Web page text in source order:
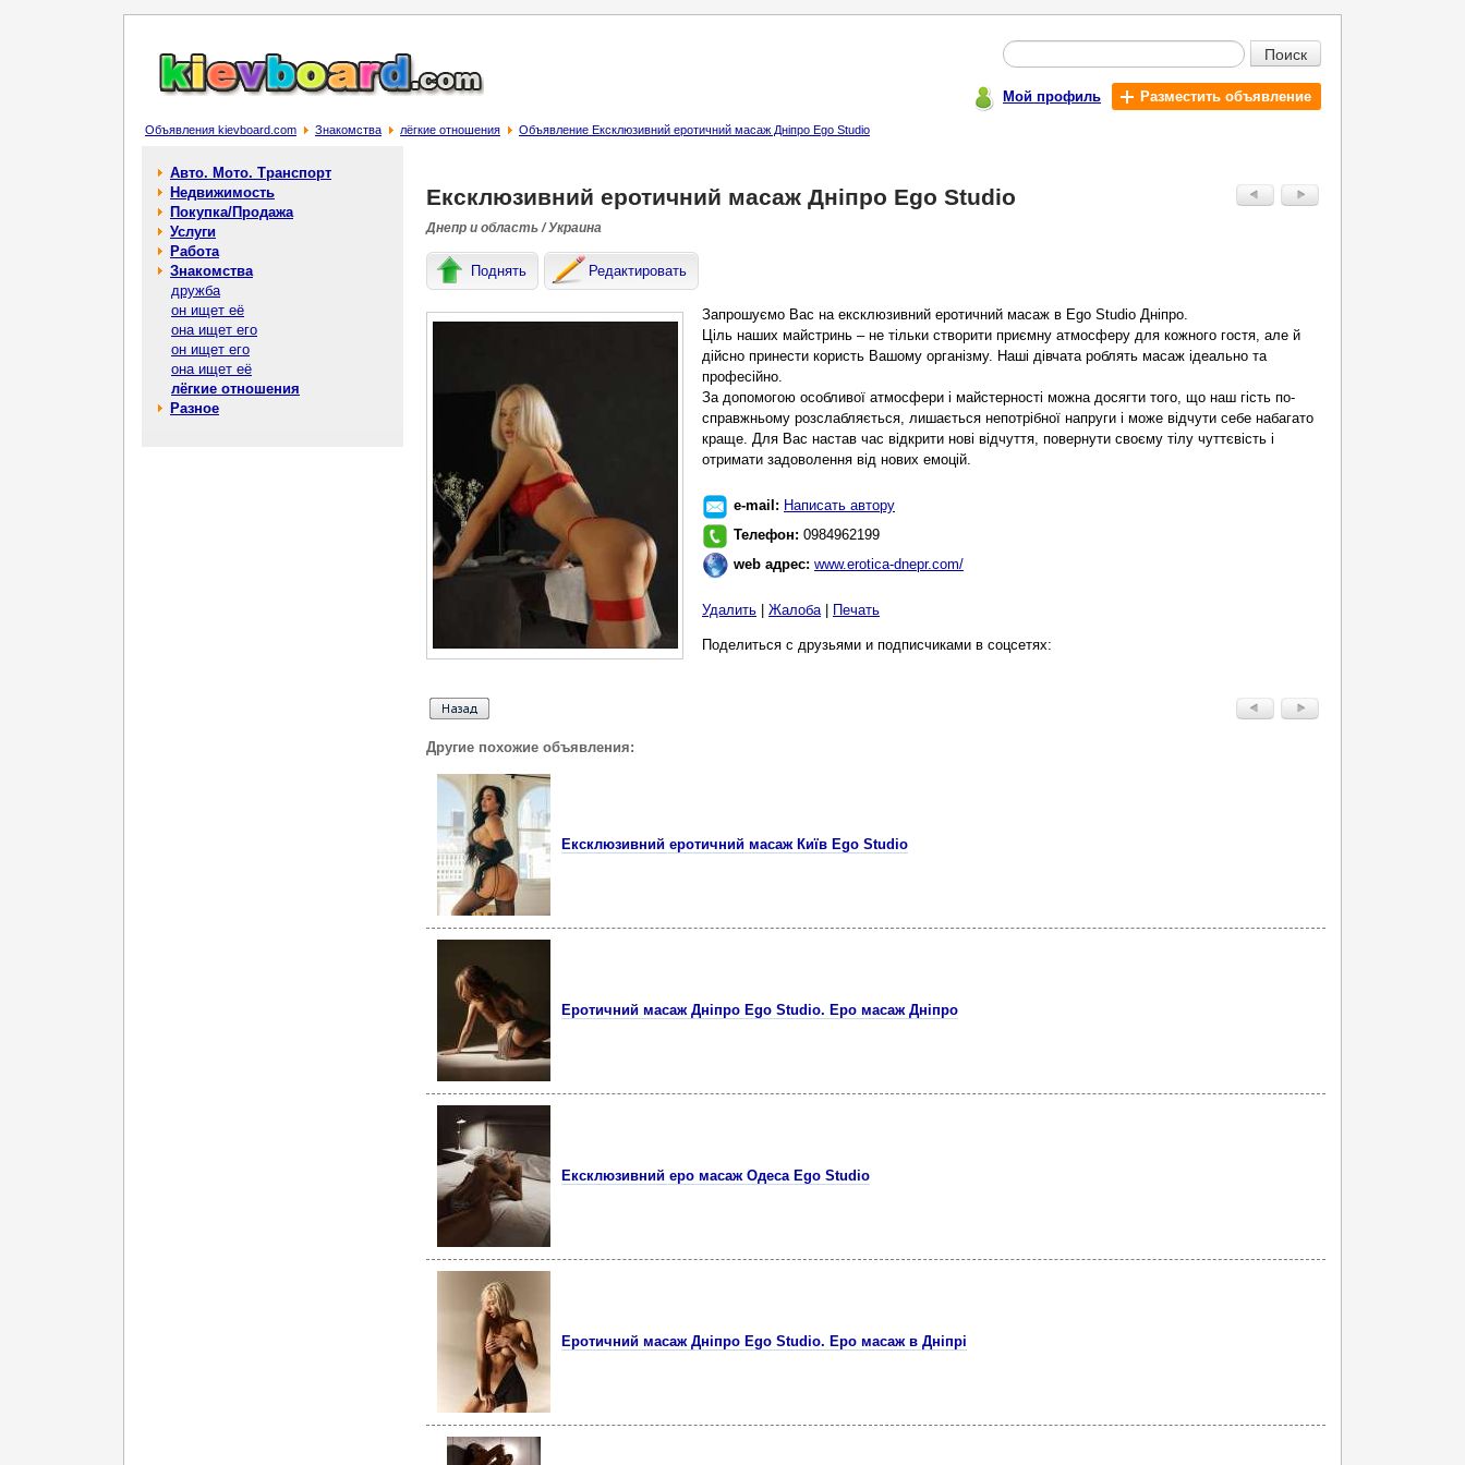
Поиск
Мой профиль Разместить объявление
Объявления kievboard.com Знакомства лёгкие отношения Объявление Ексклюзивний еротичний масаж Дніпро Ego Studio
Авто. Мото. Транспорт
Недвижимость
Покупка/Продажа
Услуги
Работа
Знакомства
дружба
он ищет её
она ищет его
он ищет его
она ищет её
лёгкие отношения
Разное
Ексклюзивний еротичний масаж Дніпро Ego Studio
Днепр и область / Украина
Поднять Редактировать
Запрошуємо Вас на ексклюзивний еротичний масаж в Ego Studio Дніпро.
Ціль наших майстринь – не тільки створити приємну атмосферу для кожного гостя, але й
дійсно принести користь Вашому організму. Наші дівчата роблять масаж ідеально та
професійно.
За допомогою особливої атмосфери і майстерності можна досягти того, що наш гість по-
справжньому розслабляється, лишається непотрібної напруги і може відчути себе набагато
краще. Для Вас настав час відкрити нові відчуття, повернути своєму тілу чуттєвість і
отримати задоволення від нових емоцій.
e-mail: Написать автору
Телефон: 0984962199
web адрес: www.erotica-dnepr.com/
Удалить Жалоба| Печать
Поделиться с друзьями и подписчиками в соцсетях:
Другие похожие объявления:
Ексклюзивний еротичний масаж Київ Ego Studio
Еротичний масаж Дніпро Ego Studio. Еро масаж Дніпро
Ексклюзивний еро масаж Одеса Ego Studio
Еротичний масаж Дніпро Ego Studio. Еро масаж в Дніпрі